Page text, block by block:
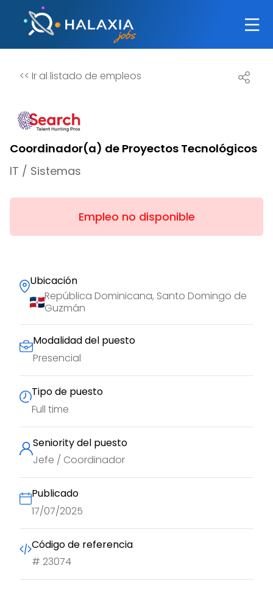
<< Ir al listado de empleos
Coordinador(a) de Proyectos Tecnológicos
IT / Sistemas
Empleo no disponible
Ubicación
República Dominicana, Santo Domingo de
Guzmán
Modalidad del puesto
Presencial
Tipo de puesto
Full time
Seniority del puesto
Jefe / Coordinador
Publicado
17/07/2025
Código de referencia
# 23074